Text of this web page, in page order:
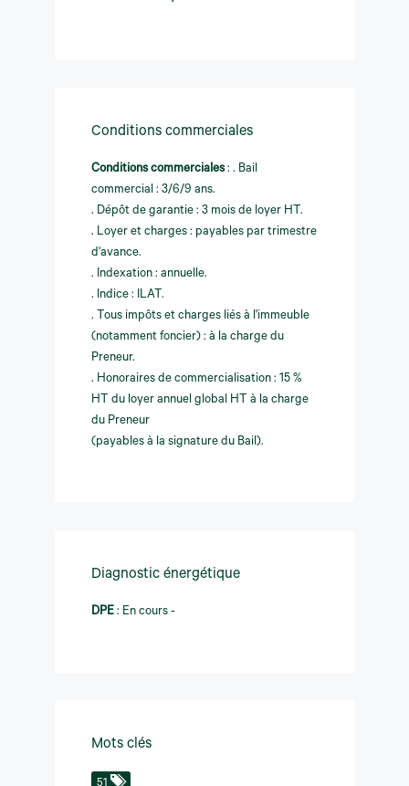
Conditions commerciales
Conditions commerciales : . Bail
commercial : 3/6/9 ans.
. Dépôt de garantie : 3 mois de loyer HT.
. Loyer et charges : payables par trimestre
d'avance.
. Indexation : annuelle.
. Indice : ILAT.
. Tous impôts et charges liés à l'immeuble
(notamment foncier) : à la charge du
Preneur.
. Honoraires de commercialisation : 15 %
HT du loyer annuel global HT à la charge
du Preneur
(payables à la signature du Bail).
Diagnostic énergétique
DPE : En cours -
Mots clés